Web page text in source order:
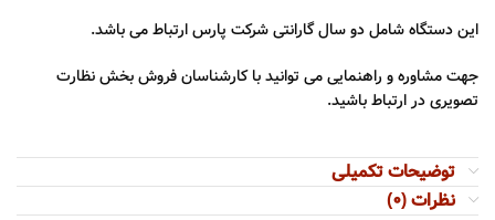
این دستگاه شامل دو سال گارانتی شرکت پارس ارتباط می باشد.
جهت مشاوره و راهنمایی می توانید با کارشناسان فروش بخش نظارت
تصویری در ارتباط باشید.
توضیحات تکمیلی
نظرات (0)